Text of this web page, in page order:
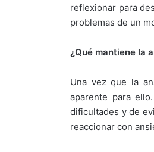
reflexionar para
problemas de un
¿Qué mantiene la
Una vez que la
aparente para
dificultades y de
reaccionar con